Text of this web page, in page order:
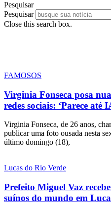
Pesquisar
Pesquisar
Close this search box.
FAMOSOS
Virginia Fonseca posa
redes sociais: ‘Parece até
Virginia Fonseca, de 26 anos,
publicar uma foto ousada nesta
último domingo (18),
Lucas do Rio Verde
Prefeito Miguel Vaz
suínos do mundo em